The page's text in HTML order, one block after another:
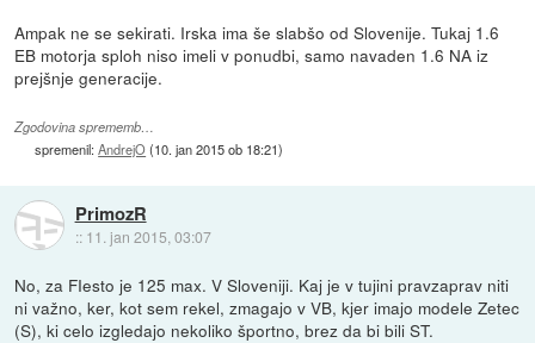
Ampak ne se sekirati. Irska ima še slabšo od Slovenije. Tukaj 1.6
EB motorja sploh niso imeli v ponudbi, samo navaden 1.6 NA iz
prejšnje generacije.
Zgodovina sprememb…
spremenil:AndrejO(10. jan 2015 ob 18:21)
PrimozR
:: 11. jan 2015, 03:07
No, za FIesto je 125 max. V Sloveniji. Kaj je v tujini pravzaprav niti
ni važno, ker, kot sem rekel, zmagajo v VB, kjer imajo modele Zetec
(S), ki celo izgledajo nekoliko športno, brez da bi bili ST.